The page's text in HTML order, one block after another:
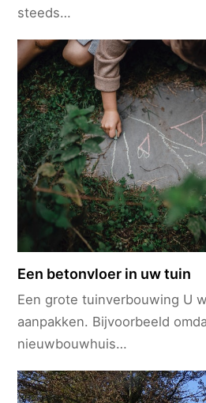
steeds…
Een betonvloer in uw tuin
Een grote tuinverbouwing U
aanpakken. Bijvoorbeeld
nieuwbouwhuis…